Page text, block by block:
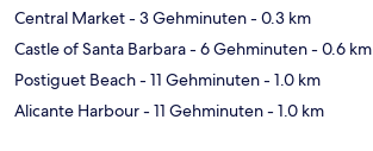
Central Market- 3 Gehminuten- 0.3 km
Castle of Santa Barbara- 6 Gehminuten- 0.6 km
Postiguet Beach- 11 Gehminuten- 1.0 km
Alicante Harbour- 11 Gehminuten- 1.0 km